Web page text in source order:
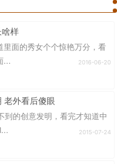
样
里面的秀女个个惊艳万分，看
...
2016-06-20
老外看后傻眼
到的创意发明，看完才知道中
2015-07-24